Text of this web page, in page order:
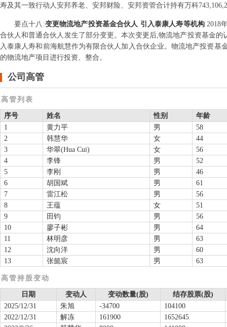
寿及其一致行动人安邦养老、安邦财险、安邦资管合计持有万科
要点十八 :变更物流地产投资基金合伙人 引入泰康人寿等机构2018
合伙人和普通合伙人发生了部分变更。本次变更后,物流地产投资基金
入泰康人寿和前海航慧作为有限合伙人加入合伙企业。物流地产投资
的物流地产项目进行投资、整合。
公司高管
高管列表
序号 姓名 性别
年龄
1
黄力平 男
58
2
韩慧华 女
44
3
华翠(Hua Cui) 女
56
4
李锋 男
52
5
李刚 男
46
6
胡国斌 男
61
7
雷江松 男
56
8
王蕴 女
51
9
田钧 男
56
10
廖子彬 男
64
11
林明彦 男
63
12
沈向洋 男
60
13
张懿宸 男 63
高管持股变动
日期 变动人 变动数量(股)
结存股票(股)
2025/12/31
朱旭 -34700
104100
2022/12/31
解冻 161900
1652645